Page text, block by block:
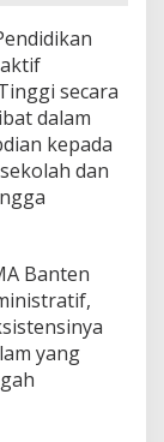
secara
dalam
kepada
dan
Banten
yang